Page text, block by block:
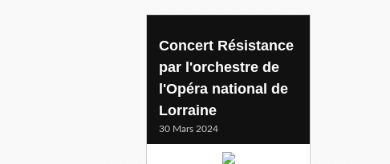
victoriapoleva
Concert Résistance
par l'orchestre de
l'Opéra national de
Lorraine
30 Mars 2024